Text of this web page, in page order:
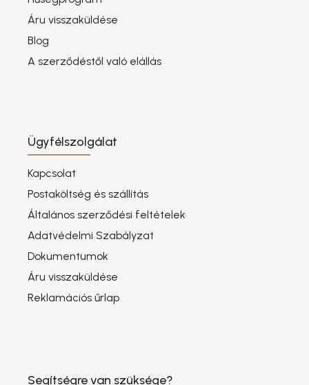
Áru visszaküldése
Blog
A szerződéstől való elállás
Ügyfélszolgálat
Kapcsolat
Postaköltség és szállítás
Általános szerződési feltételek
Adatvédelmi Szabályzat
Dokumentumok
Áru visszaküldése
Reklamációs űrlap
Segítségre van szüksége?